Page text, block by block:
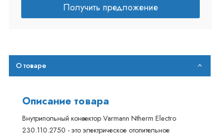
Получить предложение
О товаре
Описание товара
Внутрипольный конвектор Varmann Ntherm Electro
230.110.2750 - это электрическое отопительное